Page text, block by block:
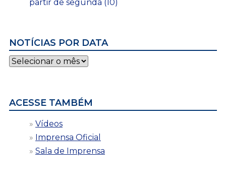
partir de segunda (10)
NOTÍCIAS POR DATA
Notícias
por
ACESSE TAMBÉM
Vídeos
Imprensa Oficial
Sala de Imprensa